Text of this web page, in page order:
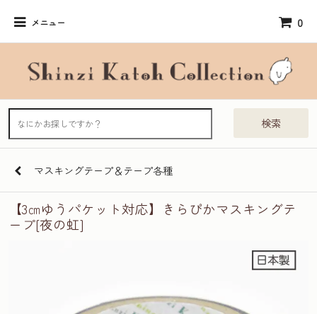
メニュー 0
検索
マスキングテープ＆テープ各種
【3㎝ゆうパケット対応】きらぴかマスキングテ
ープ[夜の虹]